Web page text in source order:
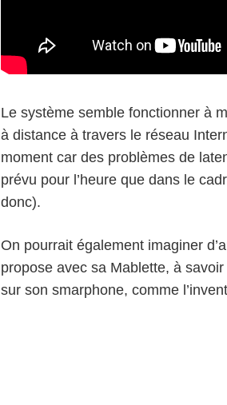
Le système semble fonctionner à
à distance à travers le réseau
moment car des problèmes de
prévu pour l’heure que dans le
donc).
On pourrait également imaginer
propose avec sa Mablette, à
sur son smarphone, comme